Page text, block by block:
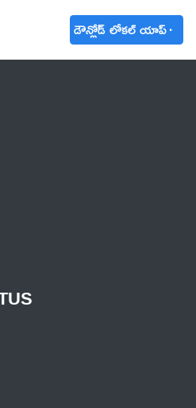
డౌన్లోడ్ లోకల్ యాప్